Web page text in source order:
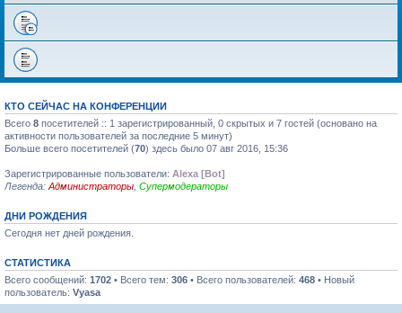
КТО СЕЙЧАС НА КОНФЕРЕНЦИИ
Всего 8 посетителей :: 1 зарегистрированный, 0 скрытых и 7 гостей (основано на
активности пользователей за последние 5 минут)
Больше всего посетителей (70) здесь было 07 авг 2016, 15:36
Зарегистрированные пользователи: Alexa [Bot]
Легенда: Администраторы Супермодераторы
ДНИ РОЖДЕНИЯ
Сегодня нет дней рождения.
СТАТИСТИКА
Всего сообщений: 1702 • Всего тем: 306 • Всего пользователей: 468 • Новый
пользователь: Vyasa